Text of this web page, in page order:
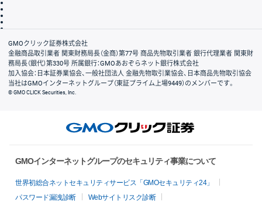
会社案内
GMOクリック証券株式会社
金融商品取引業者 関東財務局長（金商）第77号 商品先物取引業者 銀行代理業者 関東財
務局長（銀代）第330号 所属銀行：GMOあおぞらネット銀行株式会社
加入協会：日本証券業協会、一般社団法人 金融先物取引業協会、日本商品先物取引協会
当社はGMOインターネットグループ（東証プライム上場9449）のメンバーです。
© GMO CLICK Securities, Inc.
GMOインターネットグループのセキュリティ事業について
世界初総合ネットセキュリティサービス「GMOセキュリティ24」
パスワード漏洩診断
Webサイトリスク診断